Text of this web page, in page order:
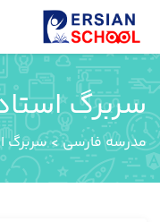
سربرگ
مدرسه فارسی>سربرگ